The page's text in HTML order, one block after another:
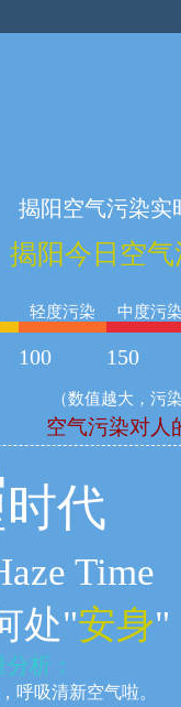
揭阳空气污染实
揭阳今日空气
轻度污染 中度污
100 150
（数值越大，污
空气污染对人
时代
Time
处"安身"
析：
呼吸清新空气啦。